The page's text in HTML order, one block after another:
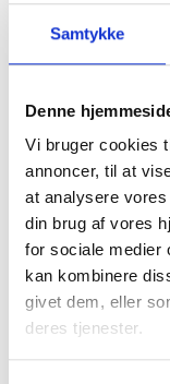
Samtykke
Denne
Vi bruger cookies
annoncer, til at
at analysere
din brug af vores
for sociale medier
kan kombinere
givet dem, eller
deres tjenester.
Bent Madsen /
Kontakt